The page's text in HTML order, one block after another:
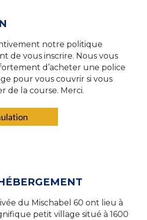
notre politique
de vous inscrire. Nous vous
d’acheter une police
pour vous couvrir si vous
de la course. Merci.
du Mischabel 60 ont lieu à
petit village situé à 1600